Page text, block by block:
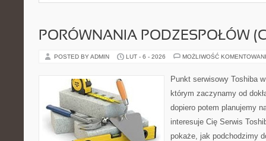
PORÓWNANIA PODZESPOŁÓW
POSTED BY ADMIN LUT - 6 - 2026 MOŻLIWOŚĆ
Punkt serwisowy Toshiba
którym zaczynamy od
dopiero potem planujemy
interesuje Cię Serwis
pokaże, jak podchodzimy